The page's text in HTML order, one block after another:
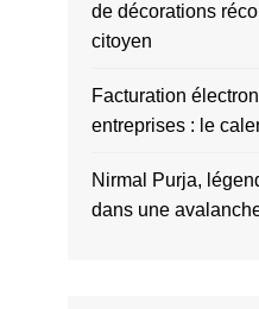
de décorations
citoyen
Facturation
entreprises : le
Nirmal Purja,
dans une